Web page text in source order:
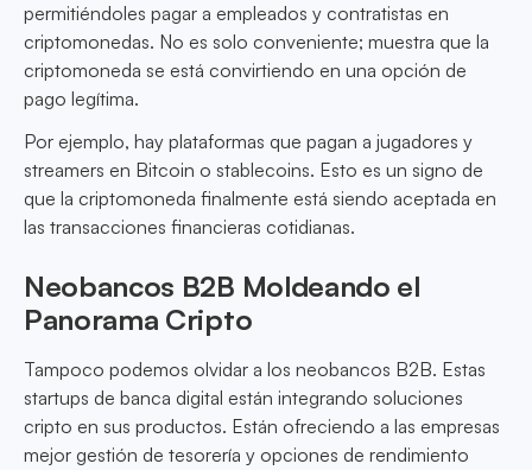
permitiéndoles pagar a empleados y contratistas en
criptomonedas. No es solo conveniente; muestra que la
criptomoneda se está convirtiendo en una opción de
pago legítima.
Por ejemplo, hay plataformas que pagan a jugadores y
streamers en Bitcoin o stablecoins. Esto es un signo de
que la criptomoneda finalmente está siendo aceptada en
las transacciones financieras cotidianas.
Neobancos B2B Moldeando el
Panorama Cripto
Tampoco podemos olvidar a los neobancos B2B. Estas
startups de banca digital están integrando soluciones
cripto en sus productos. Están ofreciendo a las empresas
mejor gestión de tesorería y opciones de rendimiento